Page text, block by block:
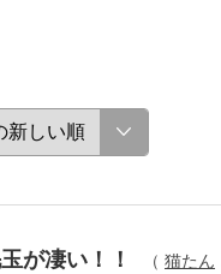
が凄い！！ （ 猫たん